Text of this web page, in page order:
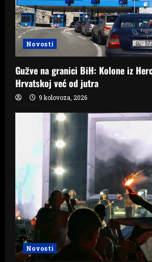
Novosti
Gužve na granici BiH: Kolone iz
Hrvatskoj već od jutra
9 kolovoza, 2026
Novosti